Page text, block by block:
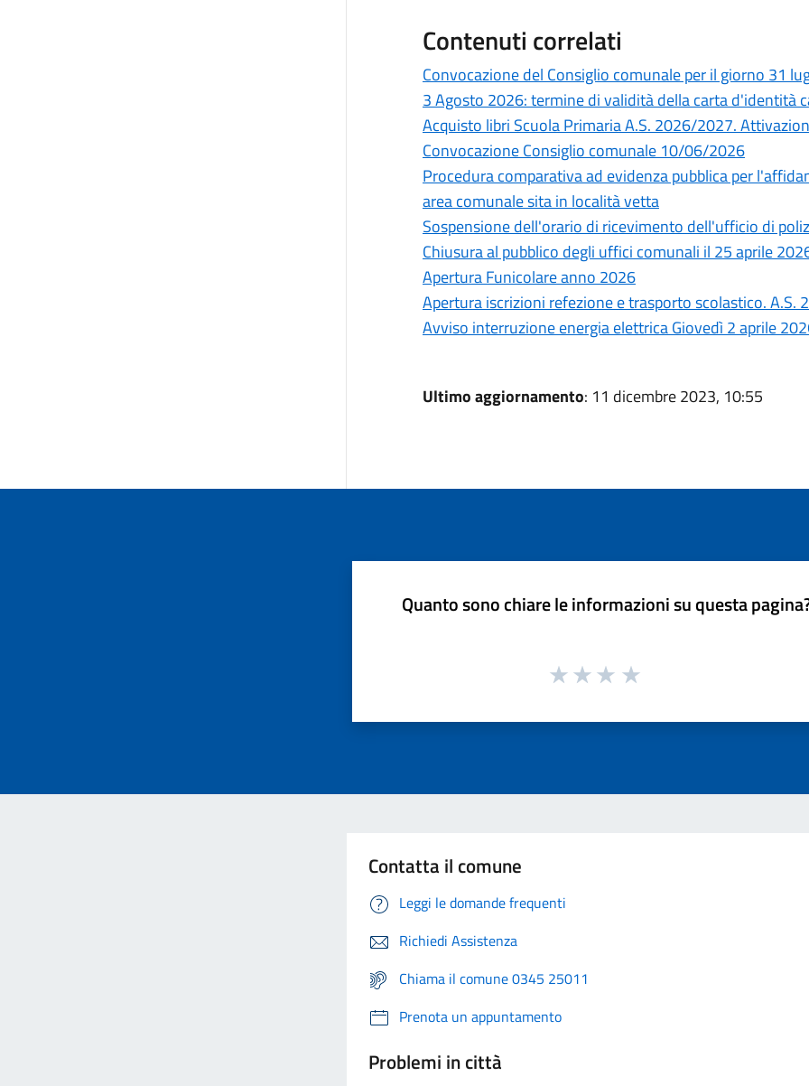
Contenuti correlati
Convocazione del Consiglio comunale per il giorno 31
3 Agosto 2026: termine di validità della carta d'identità
Acquisto libri Scuola Primaria A.S. 2026/2027.
Convocazione Consiglio comunale 10/06/2026
Procedura comparativa ad evidenza pubblica per
area comunale sita in località vetta
Sospensione dell'orario di ricevimento dell'ufficio di
Chiusura al pubblico degli uffici comunali il 25 aprile
Apertura Funicolare anno 2026
Apertura iscrizioni refezione e trasporto scolastico. A.S.
Avviso interruzione energia elettrica Giovedì 2 aprile
Ultimo aggiornamento: 11 dicembre 2023, 10:55
Quanto sono chiare le informazioni su questa
Contatta il comune
Leggi le domande frequenti
Richiedi Assistenza
Chiama il comune 0345 25011
Prenota un appuntamento
Problemi in città